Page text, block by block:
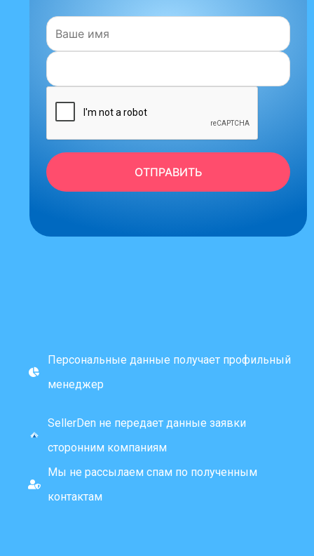
Имя:
ОТПРАВИТЬ
Персональные данные получает профильный
менеджер
SellerDen не передает данные заявки
сторонним компаниям
Мы не рассылаем спам по полученным
контактам